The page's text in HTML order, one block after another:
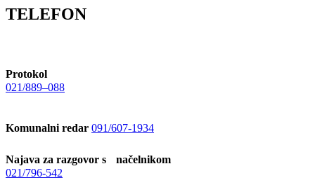
TELEFON
Protokol
021/889–088
Komunalni redar 091/607-1934
Najava za razgovor s načelnikom
021/796-542